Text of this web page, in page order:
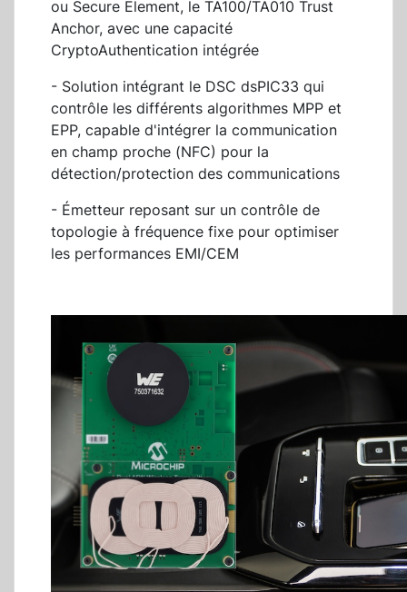
ou Secure Element, le TA100/TA010 Trust
Anchor, avec une capacité
CryptoAuthentication intégrée
- Solution intégrant le DSC dsPIC33 qui
contrôle les différents algorithmes MPP et
EPP, capable d'intégrer la communication
en champ proche (NFC) pour la
détection/protection des communications
- Émetteur reposant sur un contrôle de
topologie à fréquence fixe pour optimiser
les performances EMI/CEM